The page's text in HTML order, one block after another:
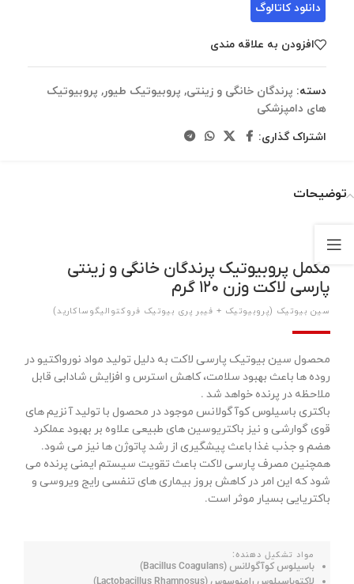
دانلود کاتالوگ
افزودن به علاقه مندی
دسته: پرندگان خانگی و زینتی, پروبیوتیک طیور, پروبیوتیک
های دامپزشکی
اشتراک گذاری:
توضیحات
مکمل پروبیوتیک پرندگان خانگی و زینتی
پارسی لاکت وزن ۱۲۰ گرم
سین بیوتیک (پروبیوتیک + فیبر پری ­بیوتیک فروکتوالیگوساکارید)
محصول سین بیوتیک پارسی لاکت به دلیل تولید مواد نورواکتیو در
روده ها باعث بهبود سلامت، کاهش استرس و افزایش شادابی قابل
ملاحظه در پرنده خواهد شد .
باکتری باسیلوس کوآگولانس موجود در محصول با تولید آنزیم های
قوی گوارشی و نیز باکتریوسین های طبیعی علاوه بر بهبود عملکرد
هضم و جذب غذا باعث پیشگیری از رشد پاتوژن ها نیز می شود.
همچنین مصرف پارسی لاکت باعث تقویت سیستم ایمنی پرنده می
شود که این امر در کاهش بروز بیماری های تنفسی رایج ویروسی و
باکتریایی بسیار موثر است.
مواد تشکیل دهنده:
باسیلوس کوآگولانس (Bacillus Coagulans)
لاکتوباسیلوس رامنوسوس (Lactobacillus Rhamnosus)